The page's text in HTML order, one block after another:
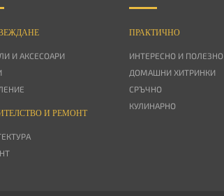
И АКСЕСОАРИ
И РЕМОНТ
ПРАКТИЧНО
ИНТЕРЕСНО И ПОЛЕЗНО
ДОМАШНИ ХИТРИНКИ
СРЪЧНО
КУЛИНАРНО